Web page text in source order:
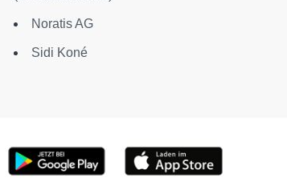
Noratis AG
Sidi Koné